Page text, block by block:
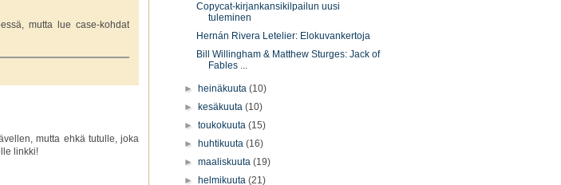
mutta lue case-kohdat
mutta ehkä tutulle, joka
linkki!
Copycat-kirjankansikilpailun uusi
tuleminen
Hernán Rivera Letelier: Elokuvankertoja
Bill Willingham & Matthew Sturges: Jack of
Fables ...
► heinäkuuta(10)
►
kesäkuuta(10)
►toukokuuta(15)
► huhtikuuta(16)
►maaliskuuta(19)
► helmikuuta(21)